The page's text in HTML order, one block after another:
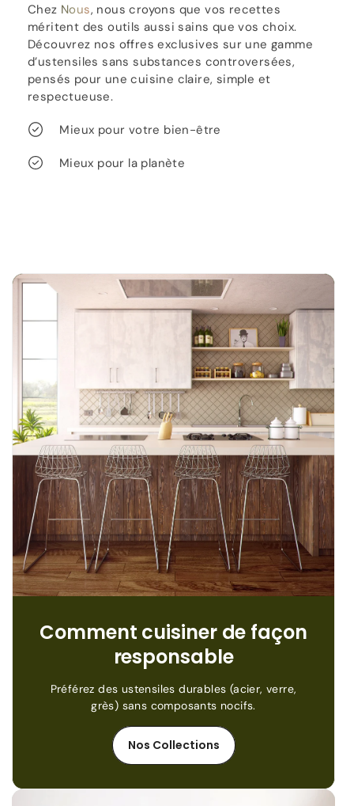
Chez Nous, nous croyons que vos recettes
méritent des outils aussi sains que vos choix.
Découvrez nos offres exclusives sur une gamme
d’ustensiles sans substances controversées,
pensés pour une cuisine claire, simple et
respectueuse.
Mieux pour votre bien-être
Mieux pour la planète
Comment cuisiner de façon
responsable
Préférez des ustensiles durables (acier, verre,
grès) sans composants nocifs.
Nos Collections